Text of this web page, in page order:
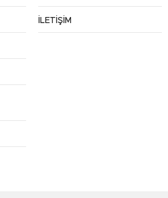
İLETİŞİM